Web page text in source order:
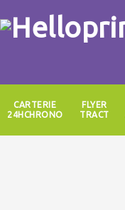
CARTERIE
24HCHRONO
FLYER
TRACT